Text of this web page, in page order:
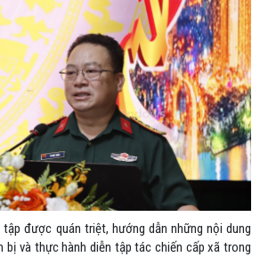
được quán triệt, hướng dẫn những nội dung
bị và thực hành diễn tập tác chiến cấp xã trong